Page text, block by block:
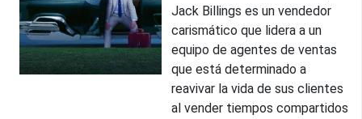
Jack Billings es un vendedor
carismático que lidera a un
equipo de agentes de ventas
que está determinado a
reavivar la vida de sus clientes
al vender tiempos compartidos